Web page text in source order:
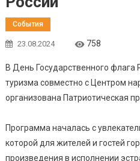
События
23.08.2024 758
В День Государственного флага
туризма совместно с Центром
организована Патриотическая
Программа началась с
которой для жителей и гостей
произведения в исполнении